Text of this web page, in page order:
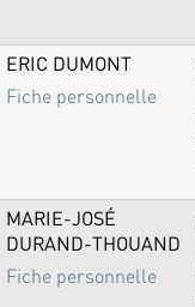
ERIC DUMONT
Fiche personnelle
MARIE-JOSÉ
DURAND-THOUAND
Fiche personnelle